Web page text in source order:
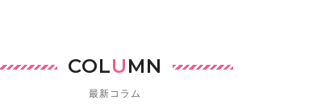
COLUMN
最新コラム